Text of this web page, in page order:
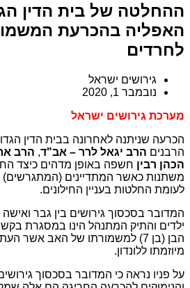
ההחלטה של בית הדין
האפליה בהכרעת
לחרדים
גירושים ישראל
נובמבר 1, 2020
מערכת גירושים ישראל
הכרעה שניתנה לאחרונה בבית הדין
הרבנים הרב יגאל לרר – אב"ד, הרב
הכהן רבין חשפה באופן מדהים כיצד
משתנות כאשר המתדיינים (המתגרשים)
לעומת החלטות בעניין החילונים.
המדובר בסכסוך גירושים בין גבר
ילדים והתיק המתנהל הינו במסגרת
הבן (בן 7) למשמורתו של האב אשר
מיוזמתו ללונדון.
על פניו נראה כי המדובר בסכסוך